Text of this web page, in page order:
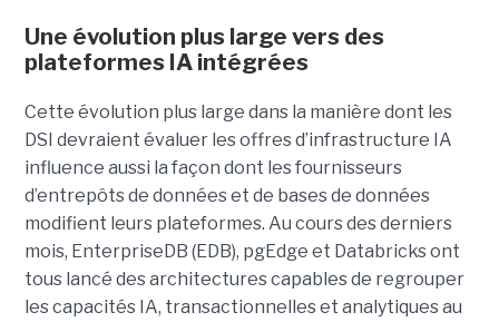
Une évolution plus large vers des
plateformes IA intégrées
Cette évolution plus large dans la manière dont les
DSI devraient évaluer les offres d’infrastructure IA
influence aussi la façon dont les fournisseurs
d’entrepôts de données et de bases de données
modifient leurs plateformes. Au cours des derniers
mois, EnterpriseDB (EDB), pgEdge et Databricks ont
tous lancé des architectures capables de regrouper
les capacités IA, transactionnelles et analytiques au